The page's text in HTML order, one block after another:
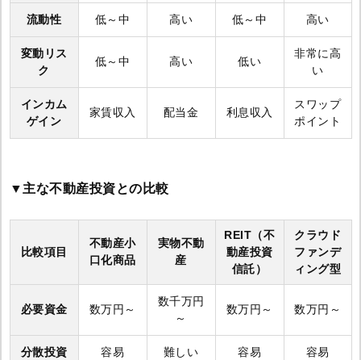
流動性 低～中 高い 低～中 高い
変動リス
ク
低～中 高い 低い
非常に高
い
インカム
ゲイン
家賃収入 配当金 利息収入
スワップ
ポイント
▼主な不動産投資との比較
比較項目
不動産小
口化商品
実物不動
産
REIT（不
動産投資
信託）
クラウド
ファンデ
ィング型
必要資金 数万円～
数千万円
～
数万円～ 数万円～
分散投資 容易 難しい 容易 容易